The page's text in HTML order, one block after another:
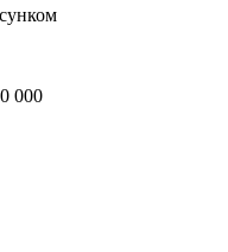
000